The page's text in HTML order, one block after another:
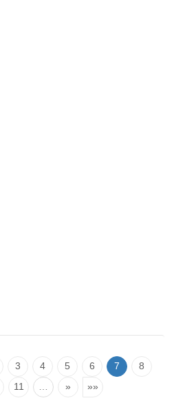
3 4 5 6 7
8
11 … » »»